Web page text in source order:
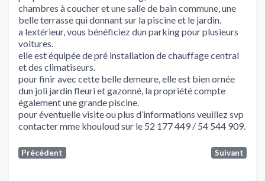
chambres à coucher et une salle de bain commune, une
belle terrasse qui donnant sur la piscine et le jardin.
a lextérieur, vous bénéficiez dun parking pour plusieurs
voitures.
elle est équipée de pré installation de chauffage central
et des climatiseurs.
pour finir avec cette belle demeure, elle est bien ornée
dun joli jardin fleuri et gazonné, la propriété compte
également une grande piscine.
pour éventuelle visite ou plus d’informations veuillez svp
contacter mme khouloud sur le 52 177 449 / 54 544 909.
Précédent Suivant